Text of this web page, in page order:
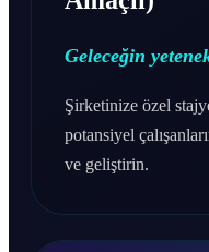
Geleceğin
Şirketinize özel
potansiyel
ve geliştirin.